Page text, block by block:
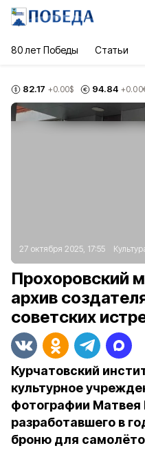
80 лет Победы Статьи
82.17 +0.00$ 94.84 +0.00
27 октября 2025, 17:55
Прохоровский
архив
советских
Курчатовский
культурное
фотографии Матвея
разработавшего в
броню для